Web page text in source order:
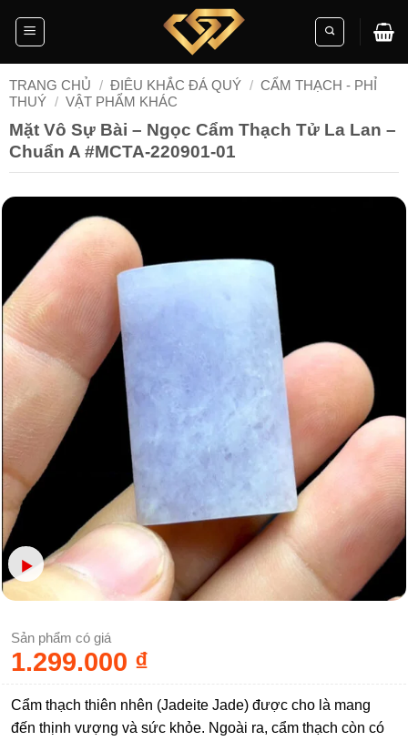
TRANG CHỦ / ĐIÊU KHẮC ĐÁ QUÝ / CẨM THẠCH - PHỈ
THUÝ / VẬT PHẨM KHÁC
Mặt Vô Sự Bài – Ngọc Cẩm Thạch Tử La Lan –
Chuẩn A #MCTA-220901-01
Sản phẩm có giá
1.299.000 ₫
Cẩm thạch thiên nhên (Jadeite Jade) được cho là mang
đến thịnh vượng và sức khỏe. Ngoài ra, cẩm thạch còn có